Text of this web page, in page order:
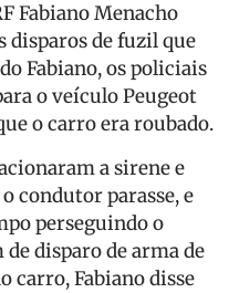
Fabiano Menacho
de fuzil que
Fabiano, os policiais
o veículo Peugeot
o carro era roubado.
a sirene e
condutor parasse, e
perseguindo o
disparo de arma de
carro, Fabiano disse